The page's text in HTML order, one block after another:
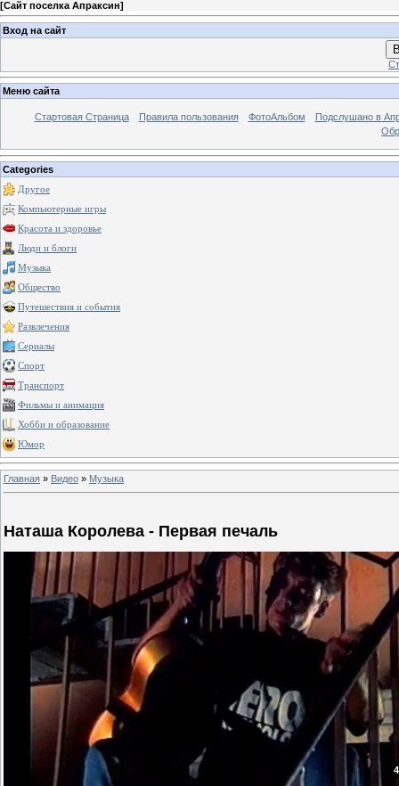
[Сайт поселка Апраксин]
Вход на сайт
Меню сайта
Стартовая Страница Правила пользования ФотоАльбом
Подслушано в
Categories
Другое
Компьютерные игры
Красота и здоровье
Люди и блоги
Музыка
Общество
Путешествия и события
Развлечения
Сериалы
Спорт
Транспорт
Фильмы и анимация
Хобби и образование
Юмор
Главная » Видео » Музыка
Наташа Королева - Первая печаль